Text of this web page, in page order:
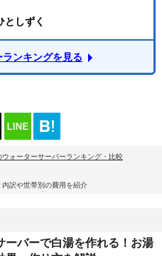
しずく
ンキングを見る
ウォーターサーバーランキング・比較
訳や世帯別の費用を紹介
ーバーで白湯を作れる！お湯